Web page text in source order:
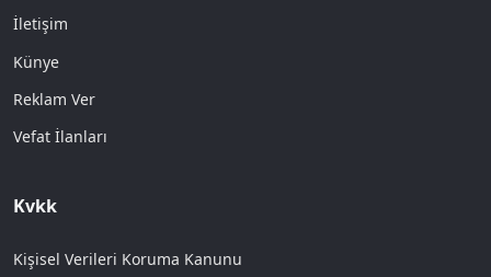
İletişim
Künye
Reklam Ver
Vefat İlanları
Kvkk
Kişisel Verileri Koruma Kanunu